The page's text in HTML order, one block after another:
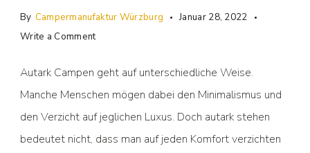
By Campermanufaktur Würzburg
Januar 28, 2022
Write a Comment
Autark Campen geht auf unterschiedliche Weise.
Manche Menschen mögen dabei den Minimalismus und
den Verzicht auf jeglichen Luxus. Doch autark stehen
bedeutet nicht, dass man auf jeden Komfort verzichten